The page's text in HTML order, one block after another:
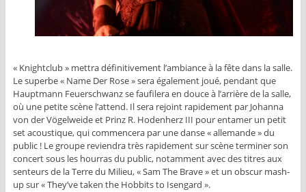
« Knightclub » mettra définitivement l’ambiance à la fête dans la salle.
Le superbe « Name Der Rose » sera également joué, pendant que
Hauptmann Feuerschwanz se faufilera en douce à l’arrière de la salle,
où une petite scène l’attend. Il sera rejoint rapidement par Johanna
von der Vögelweide et Prinz R. Hodenherz III pour entamer un petit
set acoustique, qui commencera par une danse « allemande » du
public ! Le groupe reviendra très rapidement sur scène terminer son
concert sous les hourras du public, notamment avec des titres aux
senteurs de la Terre du Milieu, « Sam The Brave » et un obscur mash-
up sur « They’ve taken the Hobbits to Isengard ».